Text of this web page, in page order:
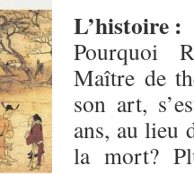
L’histoire :
Pourquoi
Maître de
son art,
ans, au lieu
la mort?